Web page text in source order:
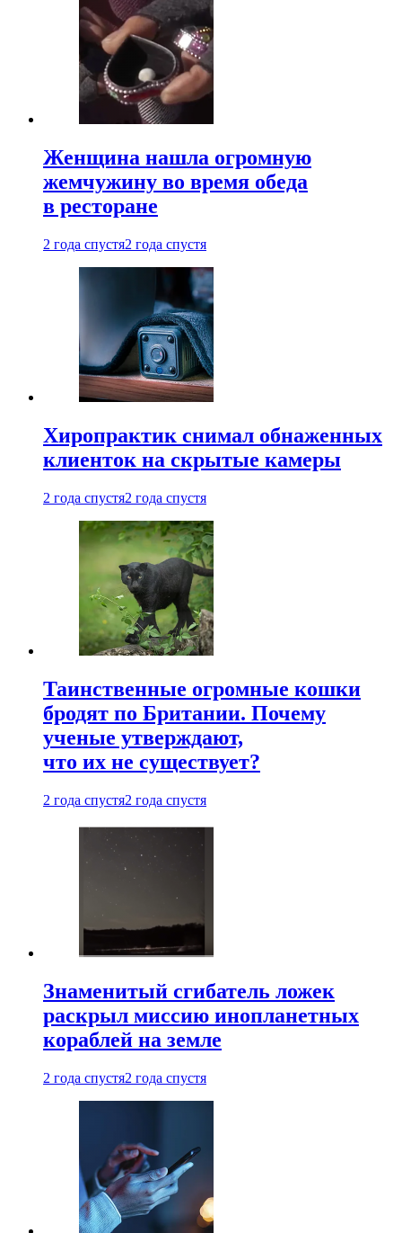
Женщина нашла огромную
жемчужину во время обеда
в ресторане
2 года спустя2 года спустя
Хиропрактик снимал обнаженных
клиенток на скрытые камеры
2 года спустя2 года спустя
Таинственные огромные кошки
бродят по Британии. Почему
ученые утверждают,
что их не существует?
2 года спустя2 года спустя
Знаменитый сгибатель ложек
раскрыл миссию инопланетных
кораблей на земле
2 года спустя2 года спустя